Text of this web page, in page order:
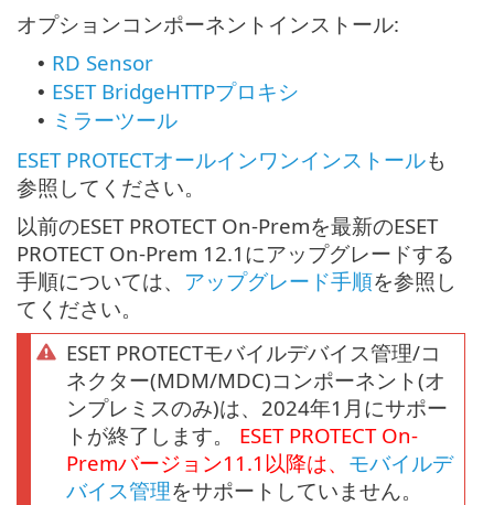
オプションコンポーネントインストール:
• RD Sensor
• ESET BridgeHTTPプロキシ
• ミラーツール
ESET PROTECTオールインワンインストールも
参照してください。
以前のESET PROTECT On-Premを最新のESET
PROTECT On-Prem 12.1にアップグレードする
手順については、 アップグレード手順を参照し
てください。
ESET PROTECTモバイルデバイス管理/コ
ネクター(MDM/MDC)コンポーネント(オ
ンプレミスのみ)は、2024年1月にサポー
トが終了します。 ESET PROTECT On-
Premバージョン11.1 以降は、 モバイルデ
バイス管理をサポートしていません。